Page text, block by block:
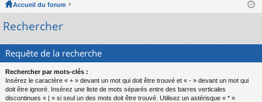
s
cri
Accueil du forum
Rechercher
Requête de la recherche
Rechercher par mots-clés :
Insérez le caractère « + » devant un mot qui doit être trouvé et « - » devant un mot qui
doit être ignoré. Insérez une liste de mots séparés entre des barres verticales
discontinues « | » si seul un des mots doit être trouvé. Utilisez un astérisque « * »